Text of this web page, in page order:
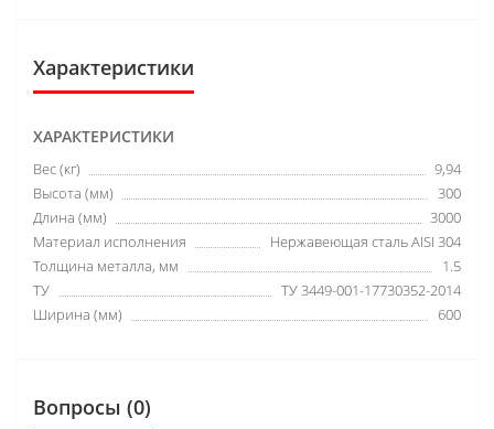
Характеристики
ХАРАКТЕРИСТИКИ
Вес (кг)
9,94
Высота (мм)
300
Длина (мм)
3000
Материал исполнения
Нержавеющая сталь AISI 304
Толщина металла, мм
1.5
ТУ
ТУ 3449-001-17730352-2014
Ширина (мм)
600
Вопросы (0)